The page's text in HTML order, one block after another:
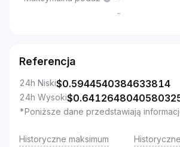
-
Referencja
24h Niski$0.5944540384633814
24h Wysoki$
*Poniższe dane przedstawiają
Historyczne maksimum